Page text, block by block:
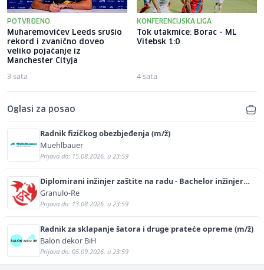
POTVRĐENO
Muharemovićev Leeds srušio
rekord i zvanično doveo
veliko pojačanje iz
Manchester Cityja
3 sata
KONFERENCIJSKA LIGA
Tok utakmice: Borac - ML
Vitebsk 1:0
4 sata
Oglasi za posao
Radnik fizičkog obezbjeđenja (m/ž)
Muehlbauer
Prijava do: 15.08.2026. u 23:59
Diplomirani inžinjer zaštite na radu - Bachelor inžinjer
sigurnosti i pomoći (m/ž)
Granulo-Re
Prijava do: 13.08.2026. u 23:59
Radnik za sklapanje šatora i druge prateće opreme (m/ž)
Balon dekor BiH
Prijava do: 05.09.2026. u 23:59